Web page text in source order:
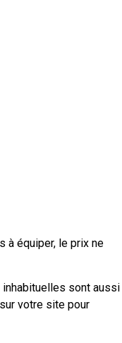
à équiper, le prix ne
sont aussi
votre site pour